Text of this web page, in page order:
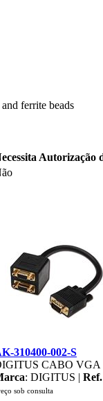
ferrite beads
Autorização
310400-002-S
CABO VGA
: DIGITUS |
sob consulta